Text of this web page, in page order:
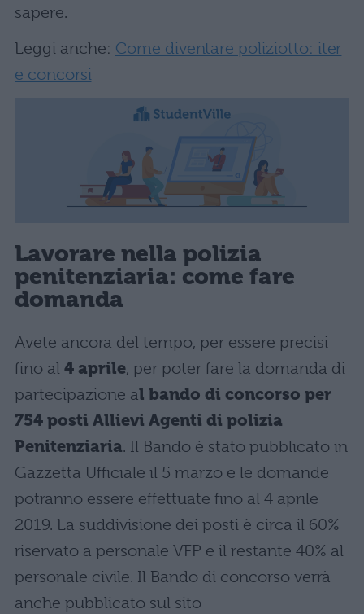
sapere.
Leggi anche: Come diventare poliziotto: iter
e concorsi
Lavorare nella polizia
penitenziaria: come fare
domanda
Avete ancora del tempo, per essere precisi
fino al 4 aprile, per poter fare la domanda di
partecipazione al bando di concorso per
754 posti Allievi Agenti di polizia
Penitenziaria. Il Bando è stato pubblicato in
Gazzetta Ufficiale il 5 marzo e le domande
potranno essere effettuate fino al 4 aprile
2019. La suddivisione dei posti è circa il 60%
riservato a personale VFP e il restante 40% al
personale civile. Il Bando di concorso verrà
anche pubblicato sul sito